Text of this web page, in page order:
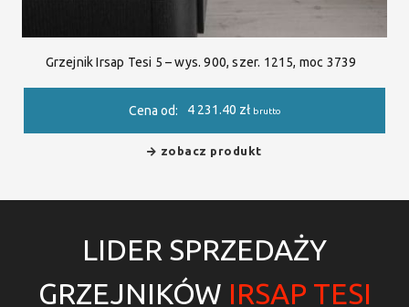
Grzejnik Irsap Tesi 5 – wys. 900, szer. 1215, moc 3739
Cena od: 4 231.40 zł brutto
zobacz produkt
LIDER SPRZEDAŻY
GRZEJNIKÓW IRSAP TESI